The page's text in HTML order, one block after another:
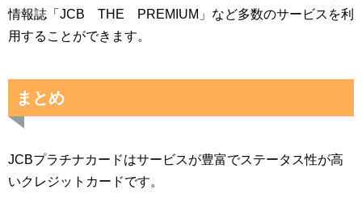
情報誌「JCB THE PREMIUM」など多数のサービスを利
用することができます。
まとめ
JCBプラチナカードはサービスが豊富でステータス性が高
いクレジットカードです。